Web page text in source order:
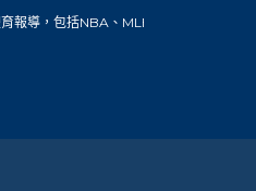
括NBA、MLB、中華職棒、籃球、網